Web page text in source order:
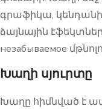
գրաֆիկա,
ձայնային
незабываемое
Խաղի սյուրտը
Խաղը հիմնված է